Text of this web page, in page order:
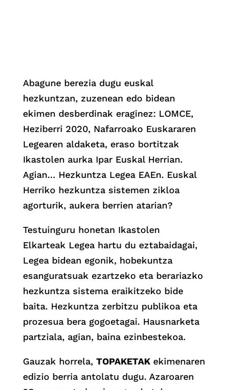
Abagune berezia dugu euskal
hezkuntzan, zuzenean edo bidean
ekimen desberdinak eraginez: LOMCE,
Heziberri 2020, Nafarroako Euskararen
Legearen aldaketa, eraso bortitzak
Ikastolen aurka Ipar Euskal Herrian.
Agian… Hezkuntza Legea EAEn. Euskal
Herriko hezkuntza sistemen zikloa
agorturik, aukera berrien atarian?
Testuinguru honetan Ikastolen
Elkarteak Legea hartu du eztabaidagai,
Legea bidean egonik, hobekuntza
esanguratsuak ezartzeko eta berariazko
hezkuntza sistema eraikitzeko bide
baita. Hezkuntza zerbitzu publikoa eta
prozesua bera gogoetagai. Hausnarketa
partziala, agian, baina ezinbestekoa.
Gauzak horrela, TOPAKETAKekimenaren
edizio berria antolatu dugu. Azaroaren